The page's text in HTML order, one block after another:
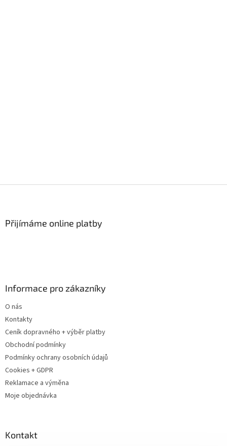
Přijímáme online platby
Informace pro zákazníky
O nás
Kontakty
Ceník dopravného + výběr platby
Obchodní podmínky
Podmínky ochrany osobních údajů
Cookies + GDPR
Reklamace a výměna
Moje objednávka
Kontakt